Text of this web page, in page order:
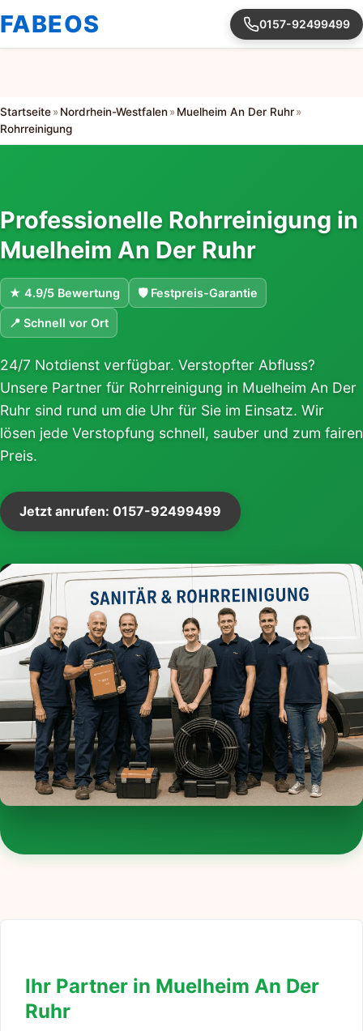
FABEOS 0157-92499499
Startseite» Nordrhein-Westfalen» Muelheim An Der Ruhr»
Rohrreinigung
Professionelle Rohrreinigung in
Muelheim An Der Ruhr
★ 4.9/5 Bewertung 🛡 Festpreis-Garantie
📍 Schnell vor Ort
24/7 Notdienst verfügbar. Verstopfter Abfluss?
Unsere Partner für Rohrreinigung in Muelheim An Der
Ruhr sind rund um die Uhr für Sie im Einsatz. Wir
lösen jede Verstopfung schnell, sauber und zum fairen
Preis.
Jetzt anrufen: 0157-92499499
Ihr Partner in Muelheim An Der
Ruhr